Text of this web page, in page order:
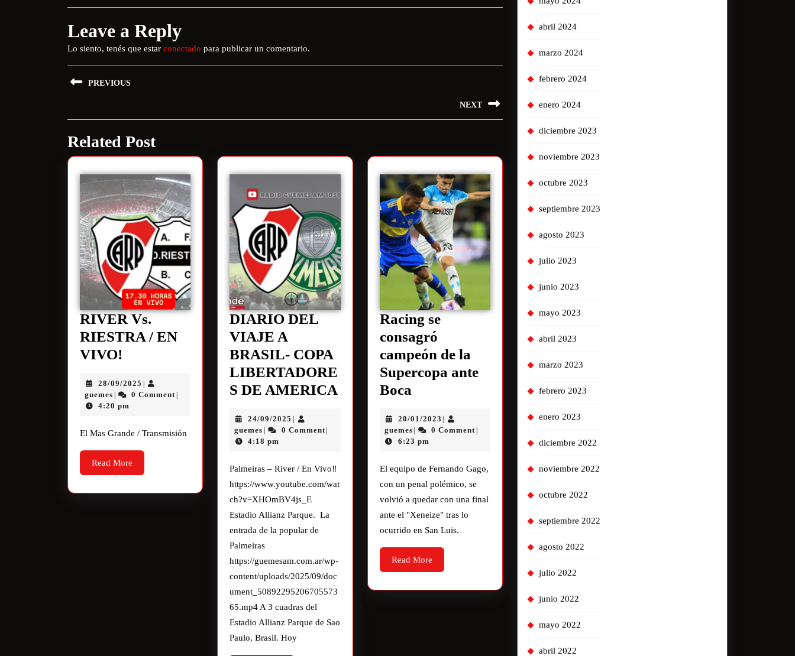
Leave a Reply
Lo siento, tenés que estar conectado para publicar un comentario.
PREVIOUS
NEXT
Related Post
RIVER Vs.
RIESTRA / EN
VIVO!
28/09/2025
guemes 0 Comment
4:20 pm
El Mas Grande / Transmisión
Read More
DIARIO DEL
VIAJE A
BRASIL- COPA
LIBERTADORE
S DE AMERICA
24/09/2025
guemes 0 Comment
4:18 pm
Palmeiras – River / En Vivo‼
https://www.youtube.com/wat
ch?v=XHOmBV4js_E
Estadio Allianz Parque. La
entrada de la popular de
Palmeiras
https://guemesam.com.ar/wp-
content/uploads/2025/09/doc
ument_50892295206705573
65.mp4 A 3 cuadras del
Estadio Allianz Parque de Sao
Paulo, Brasil. Hoy
Racing se
consagró
campeón de la
Supercopa ante
Boca
20/01/2023
guemes 0 Comment
6:23 pm
El equipo de Fernando Gago,
con un penal polémico, se
volvió a quedar con una final
ante el "Xeneize" tras lo
ocurrido en San Luis.
Read More
abril 2024
marzo 2024
febrero 2024
enero 2024
diciembre 2023
noviembre 2023
octubre 2023
septiembre 2023
agosto 2023
julio 2023
junio 2023
mayo 2023
abril 2023
marzo 2023
febrero 2023
enero 2023
diciembre 2022
noviembre 2022
octubre 2022
septiembre 2022
agosto 2022
julio 2022
junio 2022
mayo 2022
abril 2022